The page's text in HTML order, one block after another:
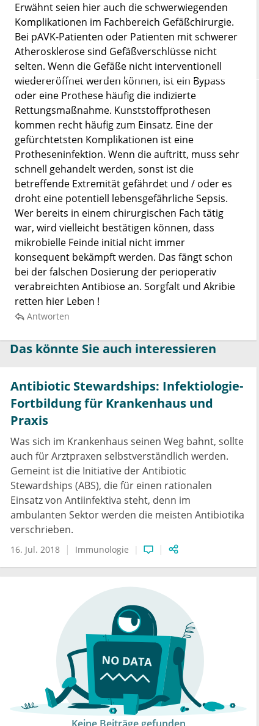
Erwähnt seien hier auch die schwerwiegenden
Komplikationen im Fachbereich Gefäßchirurgie.
Bei pAVK-Patienten oder Patienten mit schwerer
Atherosklerose sind Gefäßverschlüsse nicht
selten. Wenn die Gefäße nicht interventionell
wiedereröffnet werden können, ist ein Bypass
oder eine Prothese häufig die indizierte
Rettungsmaßnahme. Kunststoffprothesen
kommen recht häufig zum Einsatz. Eine der
gefürchtetsten Komplikationen ist eine
Protheseninfektion. Wenn die auftritt, muss sehr
schnell gehandelt werden, sonst ist die
betreffende Extremität gefährdet und / oder es
droht eine potentiell lebensgefährliche Sepsis.
Wer bereits in einem chirurgischen Fach tätig
war, wird vielleicht bestätigen können, dass
mikrobielle Feinde initial nicht immer
konsequent bekämpft werden. Das fängt schon
bei der falschen Dosierung der perioperativ
verabreichten Antibiose an. Sorgfalt und Akribie
retten hier Leben !
Antworten
Das könnte Sie auch interessieren
Antibiotic Stewardships: Infektiologie-
Fortbildung für Krankenhaus und
Praxis
Was sich im Krankenhaus seinen Weg bahnt, sollte
auch für Arztpraxen selbstverständlich werden.
Gemeint ist die Initiative der Antibiotic
Stewardships (ABS), die für einen rationalen
Einsatz von Antiinfektiva steht, denn im
ambulanten Sektor werden die meisten Antibiotika
verschrieben.
16. Jul. 2018 Immunologie